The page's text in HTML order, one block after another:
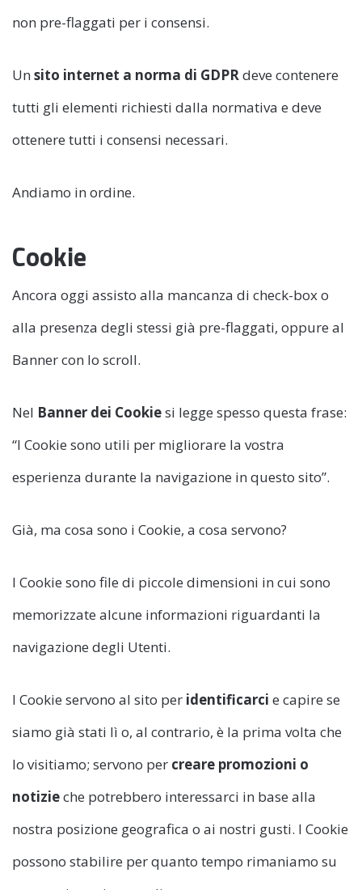
non pre-flaggati per i consensi.
Un sito internet a norma di GDPRdeve contenere
tutti gli elementi richiesti dalla normativa e deve
ottenere tutti i consensi necessari.
Andiamo in ordine.
Cookie
Ancora oggi assisto alla mancanza di check-box o
alla presenza degli stessi già pre-flaggati, oppure al
Banner con lo scroll.
Nel Banner dei Cookiesi legge spesso questa frase:
“I Cookie sono utili per migliorare la vostra
esperienza durante la navigazione in questo sito”.
Già, ma cosa sono i Cookie, a cosa servono?
I Cookie sono file di piccole dimensioni in cui sono
memorizzate alcune informazioni riguardanti la
navigazione degli Utenti.
I Cookie servono al sito per identificarci e capire se
siamo già stati lì o, al contrario, è la prima volta che
lo visitiamo; servono per creare promozioni o
notizieche potrebbero interessarci in base alla
nostra posizione geografica o ai nostri gusti. I Cookie
possono stabilire per quanto tempo rimaniamo su